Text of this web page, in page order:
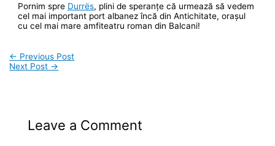
Pornim spre Durrës, plini de speranțe că urmează să vedem
cel mai important port albanez încă din Antichitate, orașul
cu cel mai mare amfiteatru roman din Balcani!
← Previous Post
Next Post →
Leave a Comment